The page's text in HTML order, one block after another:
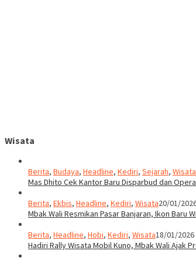
Wisata
Berita, Budaya, Headline, Kediri, Sejarah, Wisata
Mas Dhito Cek Kantor Baru Disparbud dan
Berita, Ekbis, Headline, Kediri, Wisata20/01/
Mbak Wali Resmikan Pasar Banjaran, Ikon Baru
Berita, Headline, Hobi, Kediri, Wisata18/01/2026
Hadiri Rally Wisata Mobil Kuno, Mbak Wali Ajak